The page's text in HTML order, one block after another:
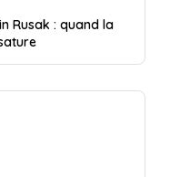
Rusak : quand la